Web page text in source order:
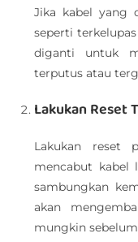
Jika kabel yang
seperti
diganti untuk
terputus atau
Lakukan Reset
Lakukan reset
mencabut kabel
sambungkan
akan
mungkin